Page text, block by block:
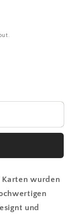
wurden
und